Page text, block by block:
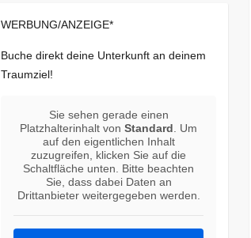
WERBUNG/ANZEIGE*
Buche direkt deine Unterkunft an deinem
Traumziel!
Sie sehen gerade einen
Platzhalterinhalt vonStandard . Um
auf den eigentlichen Inhalt
zuzugreifen, klicken Sie auf die
Schaltfläche unten. Bitte beachten
Sie, dass dabei Daten an
Drittanbieter weitergegeben werden.